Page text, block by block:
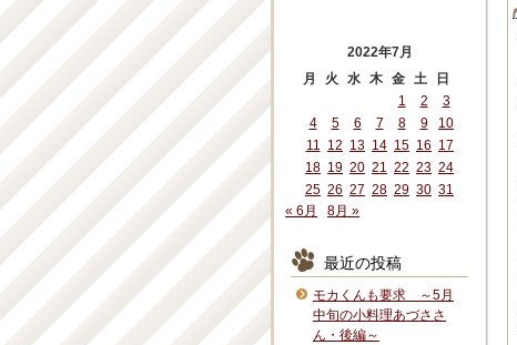
2022年7月
月
火 水 木 金 土
日
1
2
3
4
5 6 7 8 9
10
11 12 13 14 15 16 17
18 19 20 21 22 23 24
25 26 27 28 29 30 31
« 6月
8月 »
最近の投稿
モカくんも要求 ～5月
中旬の小料理あづささ
ん・後編～